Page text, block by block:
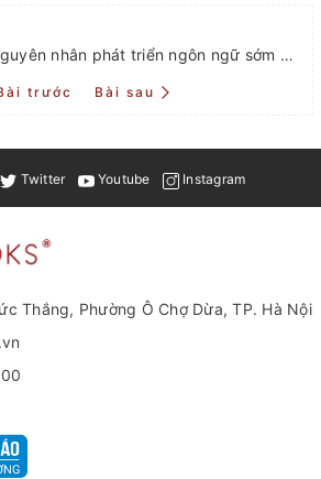
Thùy thái dương - Nguyên nhân phát triển ngôn ngữ sớm cho trẻ
trước Bài sau
Twitter Youtube Instagram
Thắng, Phường Ô Chợ Dừa, TP. Hà Nội